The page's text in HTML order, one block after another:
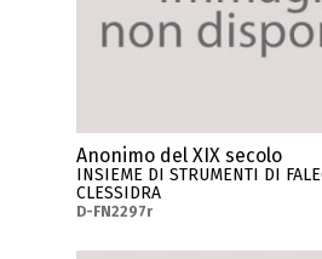
Anonimo del XIX secolo
INSIEME DI STRUMENTI DI
CLESSIDRA
D-FN2297r